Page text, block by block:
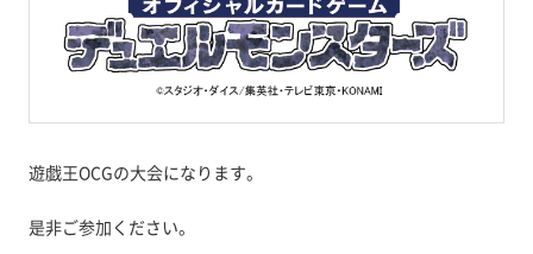
遊戯王OCGの大会になります。
是非ご参加ください。